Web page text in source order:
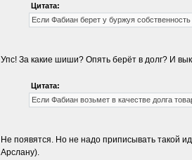
Цитата:
Если Фабиан берет у буржуя
Упс! За какие шиши? Опять берёт в долг? И
Цитата:
Если Фабиан возьмет в качестве долга
Не появятся. Но не надо приписывать такой
Арслану).